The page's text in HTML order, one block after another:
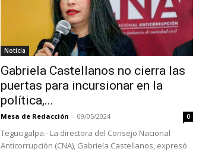
Noticia
Gabriela Castellanos no cierra las
puertas para incursionar en la
política,...
Mesa de Redacción - 09/05/2024 0
Tegucigalpa.- La directora del Consejo Nacional
Anticorrupción (CNA), Gabriela Castellanos, expresó